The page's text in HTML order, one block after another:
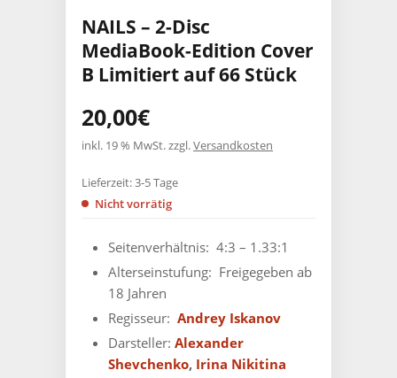
NAILS – 2-Disc
MediaBook-Edition Cover
B Limitiert auf 66 Stück
20,00€
inkl. 19 % MwSt.zzgl.Versandkosten
Seitenverhältnis: ‎ 4:3 – 1.33:1
Alterseinstufung: ‎ Freigegeben ab
18 Jahren
Regisseur‏: ‎ Andrey Iskanov
Darsteller: Alexander
Shevchenko, Irina Nikitina
Lieferzeit:3-5 Tage
Nicht vorrätig